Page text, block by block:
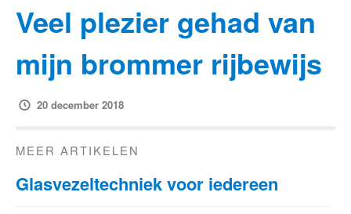
Veel plezier gehad van
mijn brommer rijbewijs
20 december 2018
MEER ARTIKELEN
Glasvezeltechniek voor iedereen